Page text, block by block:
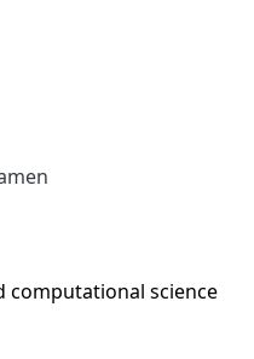
computational science